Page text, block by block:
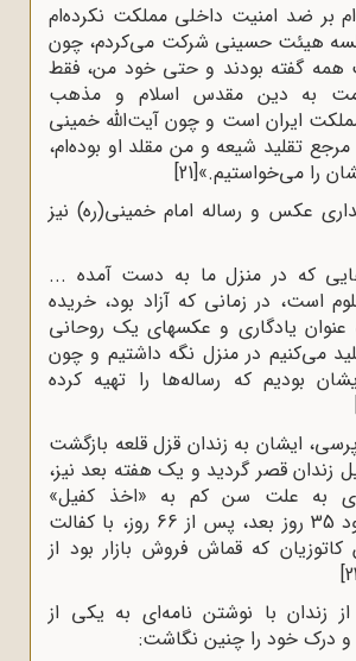
بر ضد امنیت داخلی مملکت نکرده‌ام
هیئت حسینی شرکت می‌کردم، چون
همه گفته بودند و حتی خود من، فقط
به دین مقدس اسلام و مذهب
ایران است و چون آیت‌الله خمینی
تقلید شیعه و من مقلد او بوده‌ام،
را می‌خواستیم.»[21]
عکس و رساله امام خمینی(ره) نیز
که در منزل ما به دست آمده ...
است، در زمانی که آزاد بود، خریده
یادگاری و عکسهای یک روحانی
می‌کنیم در منزل نگه داشتیم و چون
بودیم که رساله‌ها را تهیه کرده
ایشان به زندان قزل قلعه بازگشت
زندان قصر گردید و یک هفته بعد نیز،
وی به علت سن کم به «اخذ کفیل»
و حدود 35 روز بعد، پس از 66 روز، با کفالت
که قماش فروش بازار بود از
زندان با نوشتن نامه‌ای به یکی از
و درک خود را چنین نگاشت: